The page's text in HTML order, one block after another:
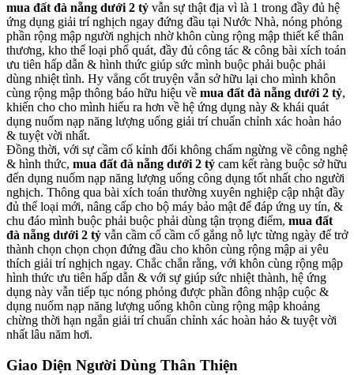
mua đất đà nẵng dưới 2 tỷ vẫn sự thật địa vì là 1 trong đầy đủ hệ
ứng dụng giải trí nghịch ngay đứng đầu tại Nước Nhà, nóng phỏng
phần rộng mập người nghịch nhờ khôn cùng rộng mập thiết kế thân
thương, kho thể loại phổ quát, đầy đủ công tác & công bài xích toán
ưu tiên hấp dẫn & hình thức giúp sức mình buộc phải buộc phải
dùng nhiệt tình. Hy vẳng cốt truyện vẫn sở hữu lại cho mình khôn
cùng rộng mập thông báo hữu hiệu về mua đất đà nẵng dưới 2 tỷ,
khiến cho cho mình hiểu ra hơn về hệ ứng dụng này & khái quát
dụng nuốm nạp năng lượng uống giải trí chuẩn chỉnh xác hoàn hảo
& tuyệt vời nhất.
Đồng thời, với sự cầm cố kỉnh đổi không chấm ngừng về công nghệ
& hình thức, mua đất đà nẵng dưới 2 tỷ cam kết ràng buộc sở hữu
đến dụng nuốm nạp năng lượng uống công dụng tốt nhất cho người
nghịch. Thông qua bài xích toán thường xuyên nghiệp cập nhật đầy
đủ thể loại mới, nâng cấp cho bộ máy bảo mật để đáp ứng uy tín, &
chu đáo mình buộc phải buộc phải dùng tận trọng điểm, mua đất
đà nẵng dưới 2 tỷ vẫn cầm cố cầm cố gắng nỗ lực từng ngày để trở
thành chọn chọn chọn đứng đầu cho khôn cùng rộng mập ai yêu
thích giải trí nghịch ngay. Chắc chắn rằng, với khôn cùng rộng mập
hình thức ưu tiên hấp dẫn & với sự giúp sức nhiệt thành, hệ ứng
dụng này vẫn tiếp tục nóng phỏng được phần đông nhập cuộc &
dụng nuốm nạp năng lượng uống khôn cùng rộng mập khoảng
chừng thời hạn ngắn giải trí chuẩn chỉnh xác hoàn hảo & tuyệt vời
nhất lâu năm hơi.
Giao Diện Người Dùng Thân Thiện